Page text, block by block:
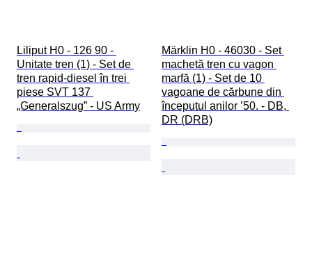
Liliput H0 - 126 90 -
Unitate tren (1) - Set de
tren rapid-diesel în trei
piese SVT 137
„Generalszug” - US Army
Märklin H0 - 46030 - Set
machetă tren cu vagon
marfă (1) - Set de 10
vagoane de cărbune din
începutul anilor ’50. - DB,
DR (DRB)